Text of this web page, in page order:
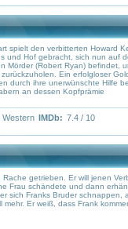
spielt den verbitterten Howard
und Hof gebracht, sich nun auf
Mörder (Robert Ryan) befindet,
Ein erfolgloser
durch ihre unerwünschte Hilfe
an dessen Kopfprämie
Western IMDb: 7.4 / 10
Rache getrieben. Er will jenen
Frau schändete und dann
sich Franks Bruder schnappen,
mehr. Er weiß, dass Frank